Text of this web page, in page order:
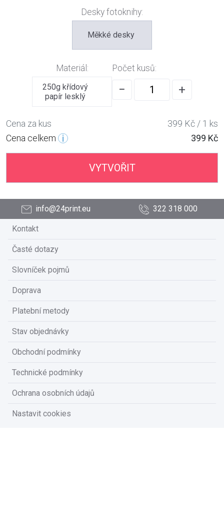
Desky fotoknihy:
Měkké desky
Materiál:
250g křídový
papír lesklý
Počet kusů:
− +
Cena za kus
399 Kč / 1 ks
Cena celkem
399 Kč
VYTVOŘIT
info@24print.eu 322 318 000
Kontakt
Časté dotazy
Slovníček pojmů
Doprava
Platební metody
Stav objednávky
Obchodní podmínky
Technické podmínky
Ochrana osobních údajů
Nastavit cookies